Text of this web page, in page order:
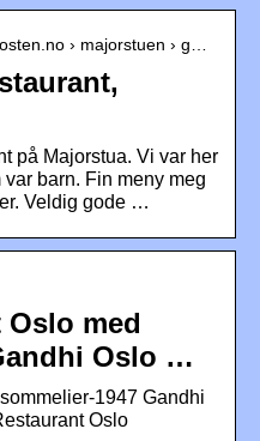
› majorstuen › g…
på Majorstua. Vi var her
barn. Fin meny meg
Veldig gode …
med
Oslo …
1947 Gandhi
Oslo